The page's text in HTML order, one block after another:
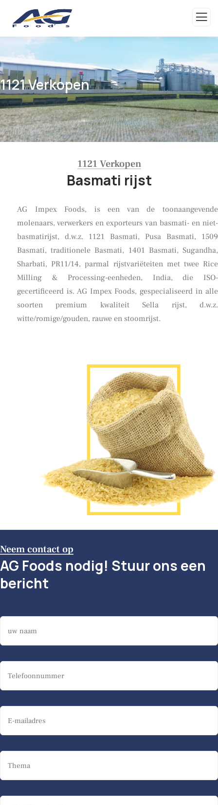
1121 Verkopen
1121 Verkopen
Basmati rijst
AG Impex Foods, is een van de toonaangevende
molenaars, verwerkers en exporteurs van basmati- en niet-
basmatirijst, d.w.z. 1121 Basmati, Pusa Basmati, 1509
Basmati, traditionele Basmati, 1401 Basmati, Sugandha,
Sharbati, PR11/14, parmal rijstvariëteiten met twee Rice
Milling & Processing-eenheden, India, die ISO-
gecertificeerd is. AG Impex Foods, gespecialiseerd in alle
soorten premium kwaliteit Sella rijst, d.w.z.
witte/romige/gouden, rauwe en stoomrijst.
Neem contact op
AG Foods nodig! Stuur ons een
bericht